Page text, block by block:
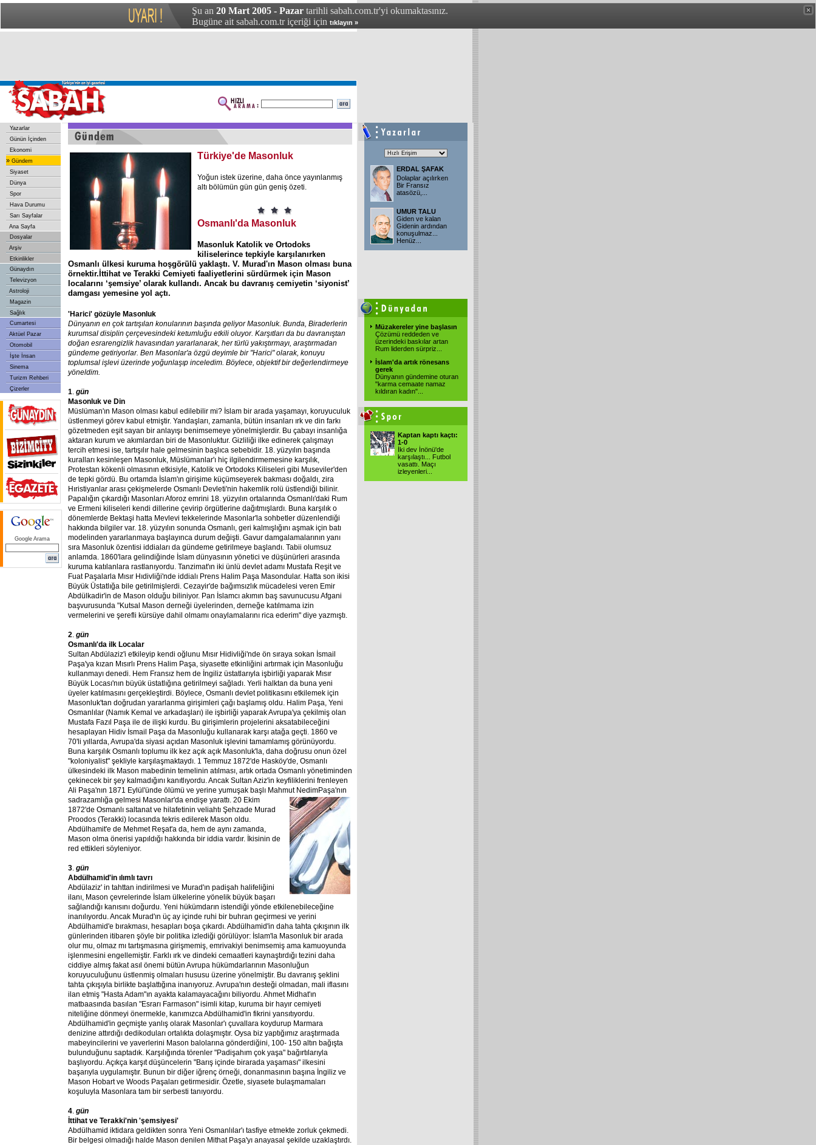
Şu an 20 Mart 2005 - Pazar tarihli sabah.com.tr'yi okumaktasınız.
Bugüne ait sabah.com.tr içeriği için tıklayın »
Yazarlar
Günün İçinden
Ekonomi
» Gündem
Siyaset
Dünya
Spor
Hava Durumu
Sarı Sayfalar
Ana Sayfa
Dosyalar
Arşiv
Etkinlikler
Günaydın
Televizyon
Astroloji
Magazin
Sağlık
Cumartesi
Aktüel Pazar
Otomobil
İşte İnsan
Sinema
Turizm Rehberi
Çizerler
Google Arama
Türkiye'de Masonluk
Yoğun istek üzerine, daha önce yayınlanmış
altı bölümün gün gün geniş özeti.
Osmanlı'da Masonluk
Masonluk Katolik ve Ortodoks
kiliselerince tepkiyle karşılanırken
Osmanlı ülkesi kuruma hoşgörülü yaklaştı. V. Murad'ın Mason olması buna
örnektir.İttihat ve Terakki Cemiyeti faaliyetlerini sürdürmek için Mason
localarını ‘şemsiye’ olarak kullandı. Ancak bu davranış cemiyetin ‘siyonist’
damgası yemesine yol açtı.
'Harici' gözüyle Masonluk
Dünyanın en çok tartışılan konularının başında geliyor Masonluk. Bunda, Biraderlerin
kurumsal disiplin çerçevesindeki ketumluğu etkili oluyor. Karşıtları da bu davranıştan
doğan esrarengizlik havasından yararlanarak, her türlü yakıştırmayı, araştırmadan
gündeme getiriyorlar. Ben Masonlar'a özgü deyimle bir "Harici" olarak, konuyu
toplumsal işlevi üzerinde yoğunlaşıp inceledim. Böylece, objektif bir değerlendirmeye
yöneldim.
1. gün
Masonluk ve Din
Müslüman'ın Mason olması kabul edilebilir mi? İslam bir arada yaşamayı, koruyuculuk
üstlenmeyi görev kabul etmiştir. Yandaşları, zamanla, bütün insanları ırk ve din farkı
gözetmeden eşit sayan bir anlayışı benimsemeye yönelmişlerdir. Bu çabayı insanlığa
aktaran kurum ve akımlardan biri de Masonluktur. Gizliliği ilke edinerek çalışmayı
tercih etmesi ise, tartışılır hale gelmesinin başlıca sebebidir. 18. yüzyılın başında
kuralları kesinleşen Masonluk, Müslümanlar'ı hiç ilgilendirmemesine karşılık,
Protestan kökenli olmasının etkisiyle, Katolik ve Ortodoks Kiliseleri gibi Museviler'den
de tepki gördü. Bu ortamda İslam'ın girişime küçümseyerek bakması doğaldı, zira
Hıristiyanlar arası çekişmelerde Osmanlı Devleti'nin hakemlik rolü üstlendiği bilinir.
Papalığın çıkardığı Masonları Aforoz emrini 18. yüzyılın ortalarında Osmanlı'daki Rum
ve Ermeni kiliseleri kendi dillerine çevirip örgütlerine dağıtmışlardı. Buna karşılık o
dönemlerde Bektaşi hatta Mevlevi tekkelerinde Masonlar'la sohbetler düzenlendiği
hakkında bilgiler var. 18. yüzyılın sonunda Osmanlı, geri kalmışlığını aşmak için batı
modelinden yararlanmaya başlayınca durum değişti. Gavur damgalamalarının yanı
sıra Masonluk özentisi iddiaları da gündeme getirilmeye başlandı. Tabii olumsuz
anlamda. 1860'lara gelindiğinde İslam dünyasının yönetici ve düşünürleri arasında
kuruma katılanlara rastlanıyordu. Tanzimat'ın iki ünlü devlet adamı Mustafa Reşit ve
Fuat Paşalarla Mısır Hıdivliği'nde iddialı Prens Halim Paşa Masondular. Hatta son ikisi
Büyük Üstatlığa bile getirilmişlerdi. Cezayir'de bağımsızlık mücadelesi veren Emir
Abdülkadir'in de Mason olduğu biliniyor. Pan İslamcı akımın baş savunucusu Afgani
başvurusunda "Kutsal Mason derneği üyelerinden, derneğe katılmama izin
vermelerini ve şerefli kürsüye dahil olmamı onaylamalarını rica ederim" diye yazmıştı.
2. gün
Osmanlı'da ilk Localar
Sultan Abdülaziz'i etkileyip kendi oğlunu Mısır Hidivliği'nde ön sıraya sokan İsmail
Paşa'ya kızan Mısırlı Prens Halim Paşa, siyasette etkinliğini artırmak için Masonluğu
kullanmayı denedi. Hem Fransız hem de İngiliz üstatlarıyla işbirliği yaparak Mısır
Büyük Locası'nın büyük üstatlığına getirilmeyi sağladı. Yerli halktan da buna yeni
üyeler katılmasını gerçekleştirdi. Böylece, Osmanlı devlet politikasını etkilemek için
Masonluk'tan doğrudan yararlanma girişimleri çağı başlamış oldu. Halim Paşa, Yeni
Osmanlılar (Namık Kemal ve arkadaşları) ile işbirliği yaparak Avrupa'ya çekilmiş olan
Mustafa Fazıl Paşa ile de ilişki kurdu. Bu girişimlerin projelerini aksatabileceğini
hesaplayan Hidiv İsmail Paşa da Masonluğu kullanarak karşı atağa geçti. 1860 ve
70'li yıllarda, Avrupa'da siyasi açıdan Masonluk işlevini tamamlamış görünüyordu.
Buna karşılık Osmanlı toplumu ilk kez açık açık Masonluk'la, daha doğrusu onun özel
"koloniyalist" şekliyle karşılaşmaktaydı. 1 Temmuz 1872'de Hasköy'de, Osmanlı
ülkesindeki ilk Mason mabedinin temelinin atılması, artık ortada Osmanlı yönetiminden
çekinecek bir şey kalmadığını kanıtlıyordu. Ancak Sultan Aziz'in keyfiliklerini frenleyen
Ali Paşa'nın 1871 Eylül'ünde ölümü ve yerine yumuşak başlı Mahmut NedimPaşa'nın
sadrazamlığa gelmesi Masonlar'da endişe yarattı. 20 Ekim
1872'de Osmanlı saltanat ve hilafetinin veliahtı Şehzade Murad
Proodos (Terakki) locasında tekris edilerek Mason oldu.
Abdülhamit'e de Mehmet Reşat'a da, hem de aynı zamanda,
Mason olma önerisi yapıldığı hakkında bir iddia vardır. İkisinin de
red ettikleri söyleniyor.
3. gün
Abdülhamid'in ılımlı tavrı
Abdülaziz' in tahttan indirilmesi ve Murad'ın padişah halifeliğini
ilanı, Mason çevrelerinde İslam ülkelerine yönelik büyük başarı
sağlandığı kanısını doğurdu. Yeni hükümdarın istendiği yönde etkilenebileceğine
inanılıyordu. Ancak Murad'ın üç ay içinde ruhi bir buhran geçirmesi ve yerini
Abdülhamid'e bırakması, hesapları boşa çıkardı. Abdülhamid'in daha tahta çıkışının ilk
günlerinden itibaren şöyle bir politika izlediği görülüyor: İslam'la Masonluk bir arada
olur mu, olmaz mı tartışmasına girişmemiş, emrivakiyi benimsemiş ama kamuoyunda
işlenmesini engellemiştir. Farklı ırk ve dindeki cemaatleri kaynaştırdığı tezini daha
ciddiye almış fakat asıl önemi bütün Avrupa hükümdarlarının Masonluğun
koruyuculuğunu üstlenmiş olmaları hususu üzerine yönelmiştir. Bu davranış şeklini
tahta çıkışıyla birlikte başlattığına inanıyoruz. Avrupa'nın desteği olmadan, mali iflasını
ilan etmiş "Hasta Adam"ın ayakta kalamayacağını biliyordu. Ahmet Midhat'ın
matbaasında basılan "Esrarı Farmason" isimli kitap, kuruma bir hayır cemiyeti
niteliğine dönmeyi önermekle, kanımızca Abdülhamid'in fikrini yansıtıyordu.
Abdülhamid'in geçmişte yanlış olarak Masonlar'ı çuvallara koydurup Marmara
denizine attırdığı dedikoduları ortalıkta dolaşmıştır. Oysa biz yaptığımız araştırmada
mabeyincilerini ve yaverlerini Mason balolarına gönderdiğini, 100- 150 altın bağışta
bulunduğunu saptadık. Karşılığında törenler "Padişahım çok yaşa" bağırtılarıyla
başlıyordu. Açıkça karşıt düşüncelerin "Barış içinde birarada yaşaması" ilkesini
başarıyla uygulamıştır. Bunun bir diğer iğrenç örneği, donanmasının başına İngiliz ve
Mason Hobart ve Woods Paşaları getirmesidir. Özetle, siyasete bulaşmamaları
koşuluyla Masonlara tam bir serbesti tanıyordu.
4. gün
İttihat ve Terakki'nin 'şemsiyesi'
Abdülhamid iktidara geldikten sonra Yeni Osmanlılar'ı tasfiye etmekte zorluk çekmedi.
Bir belgesi olmadığı halde Mason denilen Mithat Paşa'yı anayasal şekilde uzaklaştırdı.
ERDAL ŞAFAK
Dolaplar açılırken
Bir Fransız
atasözü,...
UMUR TALU
Giden ve kalan
Gidenin ardından
konuşulmaz...
Henüz...
Müzakereler yine başlasın
Çözümü reddeden ve
üzerindeki baskılar artan
Rum liderden sürpriz...
İslam'da artık rönesans
gerek
Dünyanın gündemine oturan
"karma cemaate namaz
kıldıran kadın"...
Kaptan kaptı kaçtı:
1-0
İki dev İnönü'de
karşılaştı... Futbol
vasattı. Maçı
izleyenleri...